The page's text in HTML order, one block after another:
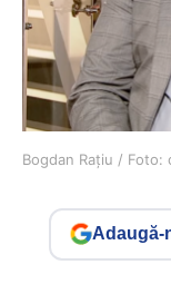
Bogdan Rațiu / Foto:
Adaugă-